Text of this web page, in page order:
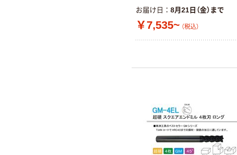
お届け日 8月21日（金）まで
￥7,535~ （税込）